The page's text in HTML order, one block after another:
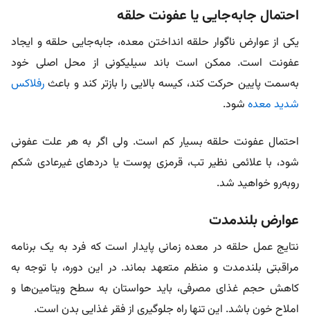
احتمال جابه‌جایی یا عفونت حلقه
یکی از عوارض ناگوار حلقه انداختن معده، جابه‌جایی حلقه و ایجاد
عفونت است. ممکن است باند سیلیکونی از محل اصلی خود
به‌سمت پایین‌ حرکت کند، کیسه بالایی را بازتر کند و باعث رفلاکس
شدید معده شود.
احتمال عفونت حلقه بسیار کم است. ولی اگر به‌ هر علت عفونی
شود، با علائمی نظیر تب، قرمزی پوست یا دردهای غیرعادی شکم
روبه‌رو خواهید شد.
عوارض بلندمدت
نتایج عمل حلقه در معده زمانی پایدار است که فرد به یک برنامه
مراقبتی بلندمدت و منظم متعهد بماند. در این دوره، با توجه به
کاهش حجم غذای مصرفی، باید حواستان به سطح ویتامین‌ها و
املاح خون باشد. این تنها راه جلوگیری از فقر غذایی بدن است.